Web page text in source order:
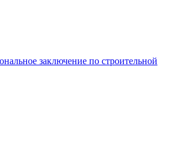
заключение по строительной